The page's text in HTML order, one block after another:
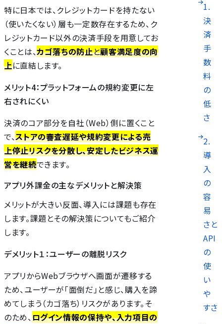
1.
決
済
手
数
料
の
低
さ
2.
導
入
の
容
易
さと
API
の
使
い
や
すさ
特に日本では、クレジットカードを持たない
（使いたくない）層も一定数存在するため、ク
レジットカード以外の決済手段を用意してお
くことは、カゴ落ちの防止と顧客満足度の向
上に直結します。
メリット4：プラットフォームの規約変更に左
右されにくい
決済のコア部分を自社（Web）側に置くこと
で、ストアの審査遅延や規約変更による売
上停止リスクを分散し、安定したビジネス運
営を継続できます。
アプリ外課金の主なデメリットと解決策
メリットが大きい反面、導入には課題も存在
します。課題とその解決策についてもご紹介
します。
デメリット１：ユーザーの離脱リスク
アプリからWebブラウザへ画面が遷移する
ため、ユーザーが「面倒だ」と感じ、購入を諦
めてしまう（カゴ落ち）リスクがあります。そ
のため、ログイン情報の保持や、入力項目の